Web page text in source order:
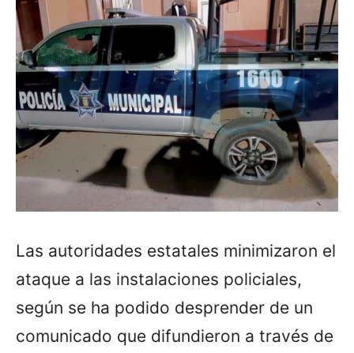
Las autoridades estatales minimizaron el
ataque a las instalaciones policiales,
según se ha podido desprender de un
comunicado que difundieron a través de